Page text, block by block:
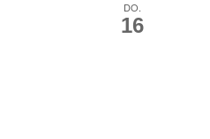
DO.
16